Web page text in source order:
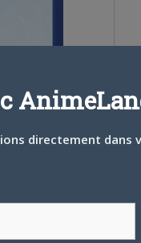
directement dans